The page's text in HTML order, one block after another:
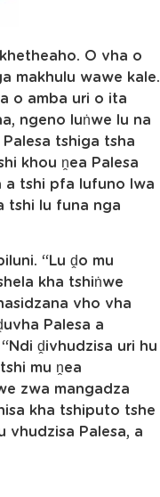
O vha o
makhulu wawe kale.
o amba uri o ita
ngeno luṅwe lu na
tshiga tsha
khou ṋea Palesa
a tshi pfa lufuno lwa
tshi lu funa nga
“Lu ḓo mu
kha tshiṅwe
vho vha
Palesa a
ḓivhudzisa uri hu
mu ṋea
zwa mangadza
kha tshiputo tshe
vhudzisa Palesa, a